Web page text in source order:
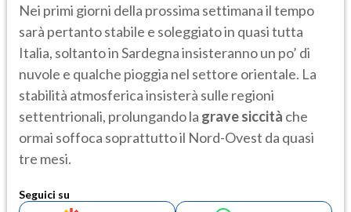
Nei primi giorni della prossima settimana il tempo
sarà pertanto stabile e soleggiato in quasi tutta
Italia, soltanto in Sardegna insisteranno un po’ di
nuvole e qualche pioggia nel settore orientale. La
stabilità atmosferica insisterà sulle regioni
settentrionali, prolungando la grave siccità che
ormai soffoca soprattutto il Nord-Ovest da quasi
tre mesi.
Seguici su